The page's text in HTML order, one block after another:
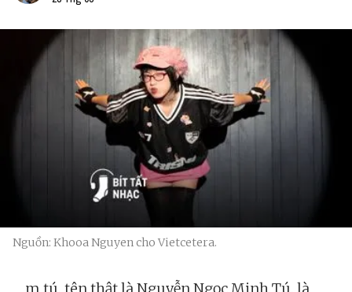
Nguồn: Khooa Nguyen cho Vietcetera.